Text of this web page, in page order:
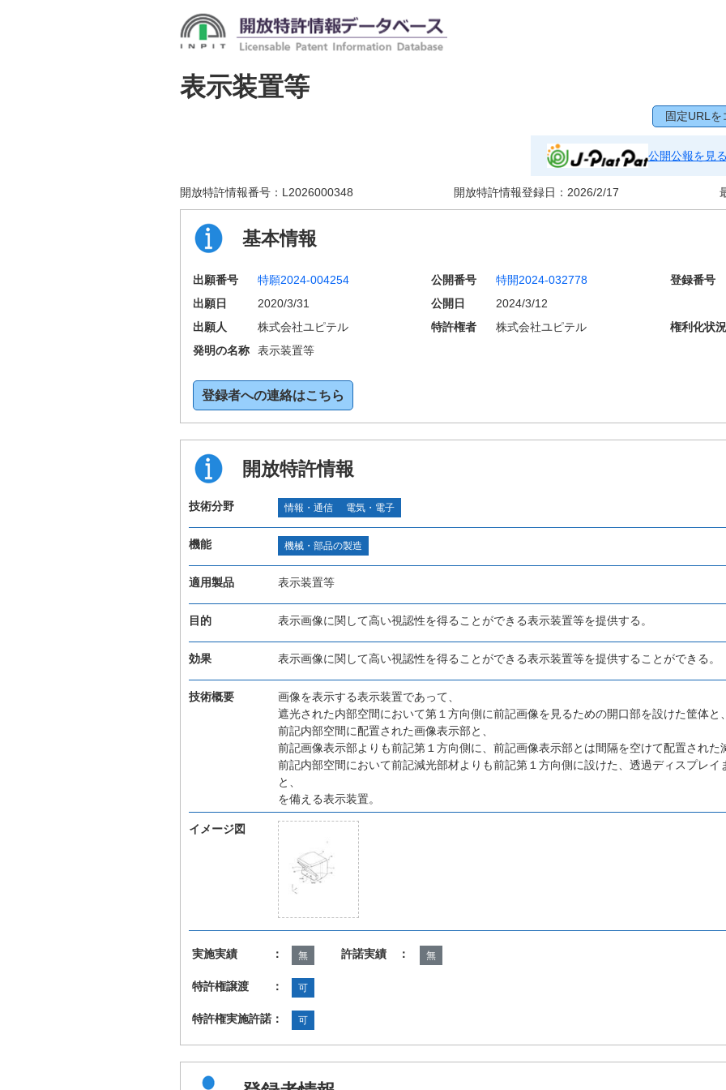
表示装置等
固定URLを
公開公報を見る
開放特許情報番号： L2026000348 開放特許情報登録日： 2026/2/17
基本情報
出願番号 特願2024-004254 公開番号 特開2024-032778 登録番号
出願日
2020/3/31 公開日
2024/3/12
出願人
株式会社ユピテル 特許権者 株式会社ユピテル 権利化状況
発明の名称
表示装置等
登録者への連絡はこちら
開放特許情報
技術分野 情報・通信 電気・電子
機能 機械・部品の製造
適用製品 表示装置等
目的 表示画像に関して高い視認性を得ることができる表示装置等を提供する。
効果 表示画像に関して高い視認性を得ることができる表示装置等を提供することができる。
技術概要
画像を表示する表示装置であって、
遮光された内部空間において第１方向側に前記画像を見るための開口部を設けた筐体と、
前記内部空間に配置された画像表示部と、
前記画像表示部よりも前記第１方向側に、前記画像表示部とは間隔を空けて配置された
前記内部空間において前記減光部材よりも前記第１方向側に設けた、透過ディスプレ
と、
を備える表示装置。
イメージ図
実施実績 ： 無 許諾実績 ： 無
特許権譲渡 ： 可
特許権実施許諾： 可